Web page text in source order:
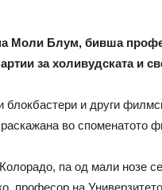
Моли Блум, бивша
за холивудската и
и други
во споменатото
па од мали нозе
професор на